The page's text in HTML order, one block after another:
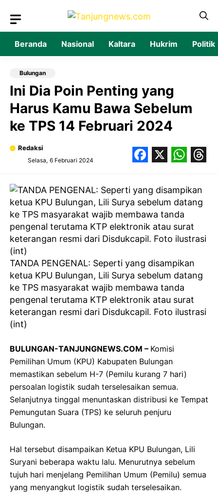
isi
Beranda Nasional Kaltara Hukrim Politik
Bulungan
Ini Dia Poin Penting yang
Harus Kamu Bawa Sebelum
ke TPS 14 Februari 2024
Redaksi
Selasa, 6 Februari 2024
TANDA PENGENAL: Seperti yang disampikan
ketua KPU Bulungan, Lili Surya sebelum datang
ke TPS masyarakat wajib membawa tanda
pengenal terutama KTP elektronik atau surat
keterangan resmi dari Disdukcapil. Foto ilustrasi
(int)
BULUNGAN-TANJUNGNEWS.COM – Komisi
Pemilihan Umum (KPU) Kabupaten Bulungan
memastikan sebelum H-7 (Pemilu kurang 7 hari)
persoalan logistik sudah terselesaikan semua.
Selanjutnya tinggal menuntaskan distribusi ke Tempat
Pemungutan Suara (TPS) ke seluruh penjuru
Bulungan.
Hal tersebut disampaikan Ketua KPU Bulungan, Lili
Suryani beberapa waktu lalu. Menurutnya sebelum
tujuh hari menjelang Pemilihan Umum (Pemilu) semua
yang menyangkut logistik sudah terselesaikan.